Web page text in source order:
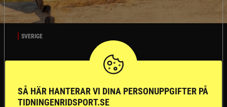
SVERIGE
Dyraste
ridhjälmarna blev
SÅ HÄR HANTERAR VI DINA PERSONUPPGIFTER PÅ
TIDNINGENRIDSPORT.SE